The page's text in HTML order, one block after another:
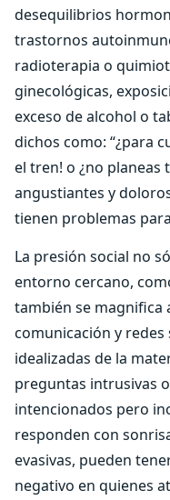
desequilibrios
trastornos
radioterapia o
ginecológicas,
exceso de alcohol o
dichos como: “¿para
el tren! o ¿no planeas
angustiantes y
tienen problemas
La presión social no
entorno cercano,
también se magnifica
comunicación y redes
idealizadas de la
preguntas intrusivas
intencionados pero
responden con
evasivas, pueden
negativo en quienes